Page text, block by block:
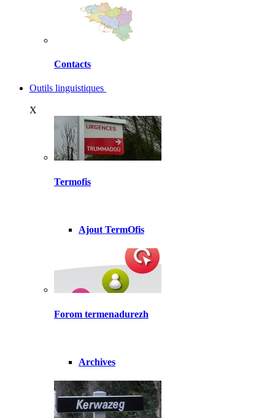
Contacts
Outils linguistiques
X
Termofis
Ajout TermOfis
Forom termenadurezh
Archives